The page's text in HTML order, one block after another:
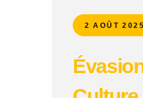
2 AOÛT 2025